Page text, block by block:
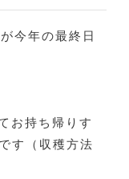
今年の最終日
お持ち帰りす
す（収穫方法